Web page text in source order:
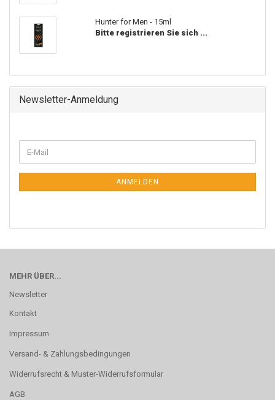
Hunter for Men - 15ml
Bitte registrieren Sie sich ...
Newsletter-Anmeldung
ANMELDEN
MEHR ÜBER...
Newsletter
Kontakt
Impressum
Versand- & Zahlungsbedingungen
Widerrufsrecht & Muster-Widerrufsformular
AGB